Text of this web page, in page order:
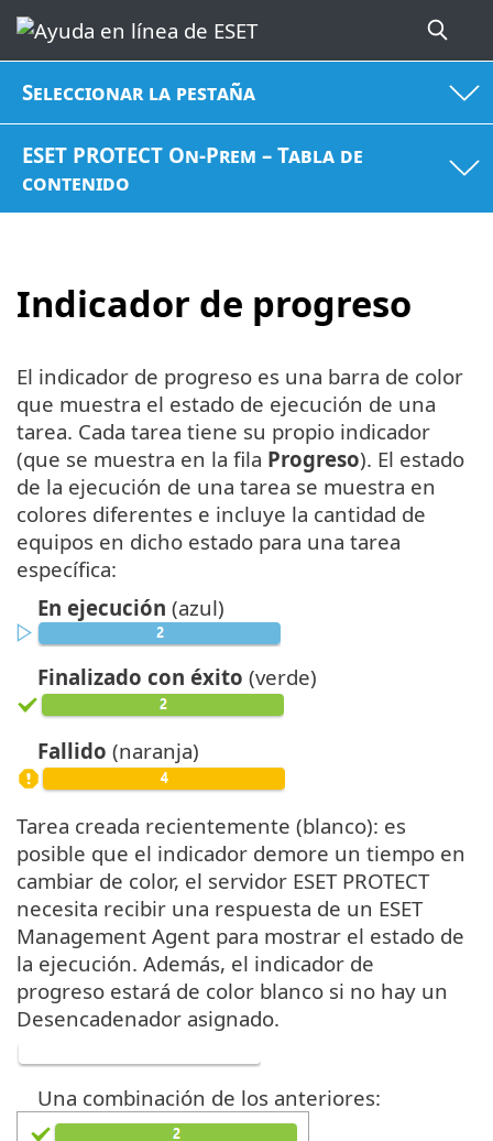
Seleccionar la pestaña
ESET PROTECT On-Prem – Tabla de
contenido
Indicador de progreso
El indicador de progreso es una barra de color
que muestra el estado de ejecución de una
tarea. Cada tarea tiene su propio indicador
(que se muestra en la fila Progreso). El estado
de la ejecución de una tarea se muestra en
colores diferentes e incluye la cantidad de
equipos en dicho estado para una tarea
específica:
En ejecución (azul)
Finalizado con éxito (verde)
Fallido (naranja)
Tarea creada recientemente (blanco): es
posible que el indicador demore un tiempo en
cambiar de color, el servidor ESET PROTECT
necesita recibir una respuesta de un ESET
Management Agent para mostrar el estado de
la ejecución. Además, el indicador de
progreso estará de color blanco si no hay un
Desencadenador asignado.
Una combinación de los anteriores: